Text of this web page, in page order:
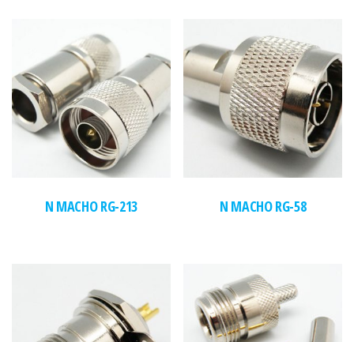
N MACHO RG-213 N MACHO RG-58